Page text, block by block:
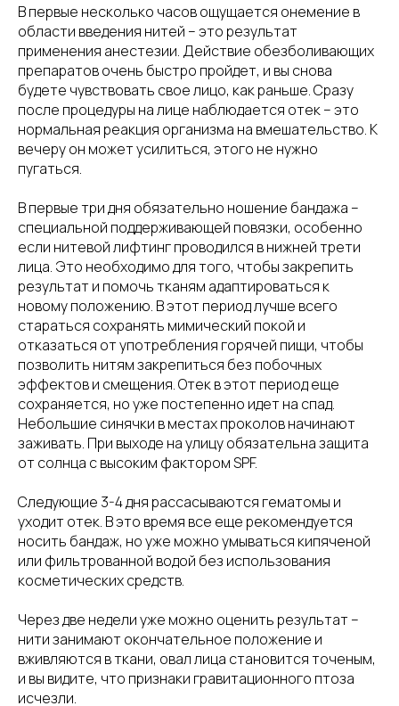
В первые несколько часов ощущается онемение в
области введения нитей – это результат
применения анестезии. Действие обезболивающих
препаратов очень быстро пройдет, и вы снова
будете чувствовать свое лицо, как раньше. Сразу
после процедуры на лице наблюдается отек – это
нормальная реакция организма на вмешательство. К
вечеру он может усилиться, этого не нужно
пугаться.
В первые три дня обязательно ношение бандажа –
специальной поддерживающей повязки, особенно
если нитевой лифтинг проводился в нижней трети
лица. Это необходимо для того, чтобы закрепить
результат и помочь тканям адаптироваться к
новому положению. В этот период лучше всего
стараться сохранять мимический покой и
отказаться от употребления горячей пищи, чтобы
позволить нитям закрепиться без побочных
эффектов и смещения. Отек в этот период еще
сохраняется, но уже постепенно идет на спад.
Небольшие синячки в местах проколов начинают
заживать. При выходе на улицу обязательна защита
от солнца с высоким фактором SPF.
Следующие 3-4 дня рассасываются гематомы и
уходит отек. В это время все еще рекомендуется
носить бандаж, но уже можно умываться кипяченой
или фильтрованной водой без использования
косметических средств.
Через две недели уже можно оценить результат –
нити занимают окончательное положение и
вживляются в ткани, овал лица становится точеным,
и вы видите, что признаки гравитационного птоза
исчезли.